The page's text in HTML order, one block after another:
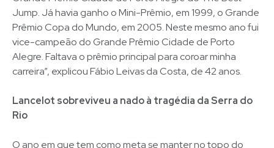
Jump. Já havia ganho o Mini-Prêmio, em 1999, o Grande
Prêmio Copa do Mundo, em 2005. Neste mesmo ano fui
vice-campeão do Grande Prêmio Cidade de Porto
Alegre. Faltava o prêmio principal para coroar minha
carreira”, explicou Fábio Leivas da Costa, de 42 anos.
Lancelot sobreviveu a nado à tragédia da Serra do
Rio
O ano em que tem como meta se manter no topo do